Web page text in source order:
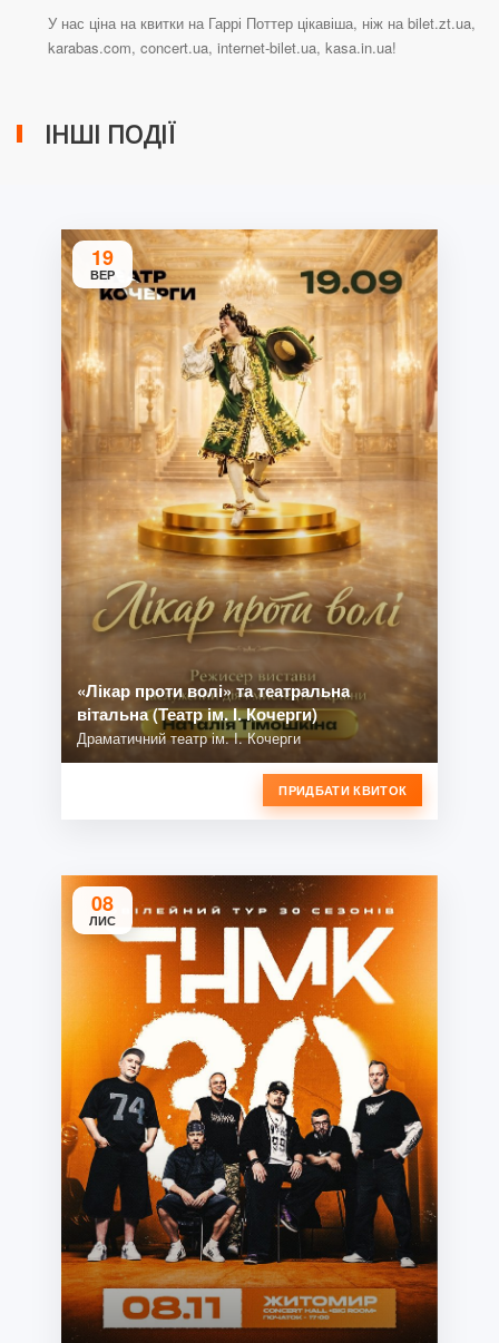
У нас ціна на квитки на Гаррі Поттер цікавіша, ніж на bilet.zt.ua,
karabas.com, concert.ua, internet-bilet.ua, kasa.in.ua!
ІНШІ ПОДІЇ
19
ВЕР
«Лікар проти волі» та театральна
вітальна (Театр ім. І. Кочерги)
Драматичний театр ім. І. Кочерги
ПРИДБАТИ КВИТОК
08
ЛИС